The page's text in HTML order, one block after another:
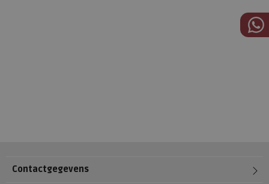
Contactgegevens